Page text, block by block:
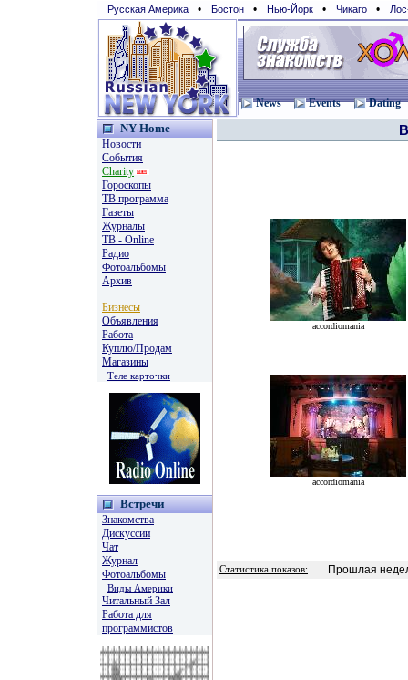
Русская Америка • Бостон • Нью-Йорк • Чикаго •
News Events Dating
NY Home
Новости
События
Charity
Гороскопы
TВ программа
Газеты
Журналы
ТВ - Online
Радио
Фотоальбомы
Архив
Бизнесы
Объявления
Работа
Куплю/Продам
Магазины
Теле карточки
Встречи
Знакомства
Дискуссии
Чат
Журнал
Фотоальбомы
Виды Америки
Читальный Зал
Работа для
программистов
accordiomania
accordiomania
Статистика показов: Прошлая